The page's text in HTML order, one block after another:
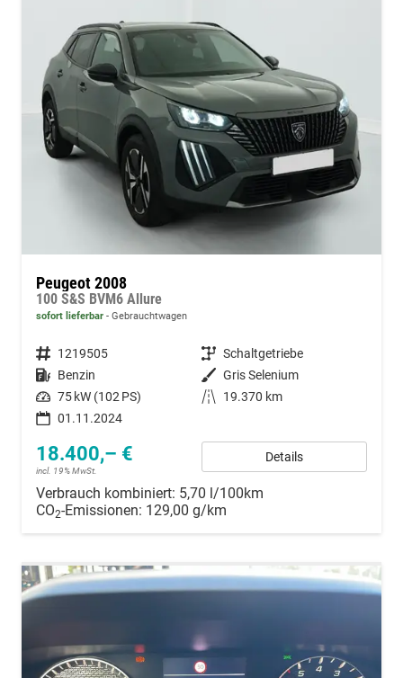
Peugeot 2008
100 S&S BVM6 Allure
sofort lieferbar Gebrauchtwagen
Fahrzeugnummer 1219505 Getriebe Schaltgetriebe
Kraftstoff Benzin Außenfarbe Gris Selenium
Leistung 75 kW (102 PS) Kilometerstand
19.370 km
01.11.2024
18.400,– €
incl. 19% MwSt.
Details
Verbrauch kombiniert: 5,70 l/100km
CO2-Emissionen: 129,00 g/km